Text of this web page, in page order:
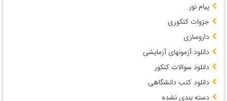
پیام نور
جزوات کنکوری
داروسازی
دانلود آزمونهای آزمایشی
دانلود سوالات کنکور
دانلود کتب دانشگاهی
دسته بندی نشده